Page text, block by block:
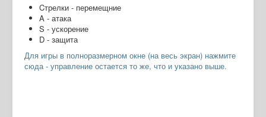
Cтрелки - перемещние
A - атака
S - ускорение
D - защита
Для игры в полноразмерном окне (на весь экран) нажмите
сюда - управление остается то же, что и указано выше.